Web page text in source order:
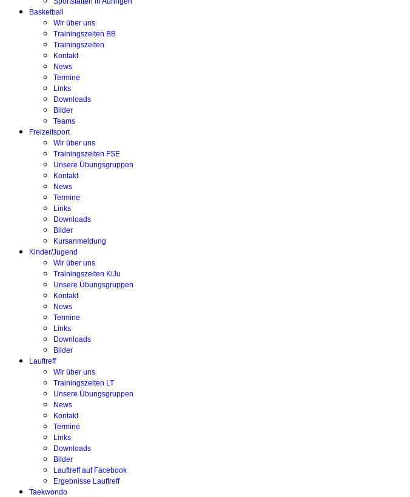
Basketball
Wir über uns
Trainingszeiten BB
Trainingszeiten
Kontakt
News
Termine
Links
Downloads
Bilder
Teams
Freizeitsport
Wir über uns
Trainingszeiten FSE
Unsere Übungsgruppen
Kontakt
News
Termine
Links
Downloads
Bilder
Kursanmeldung
Kinder/Jugend
Wir über uns
Trainingszeiten KiJu
Unsere Übungsgruppen
Kontakt
News
Termine
Links
Downloads
Bilder
Lauftreff
Wir über uns
Trainingszeiten LT
Unsere Übungsgruppen
News
Kontakt
Termine
Links
Downloads
Bilder
Lauftreff auf Facebook
Ergebnisse Lauftreff
Taekwondo